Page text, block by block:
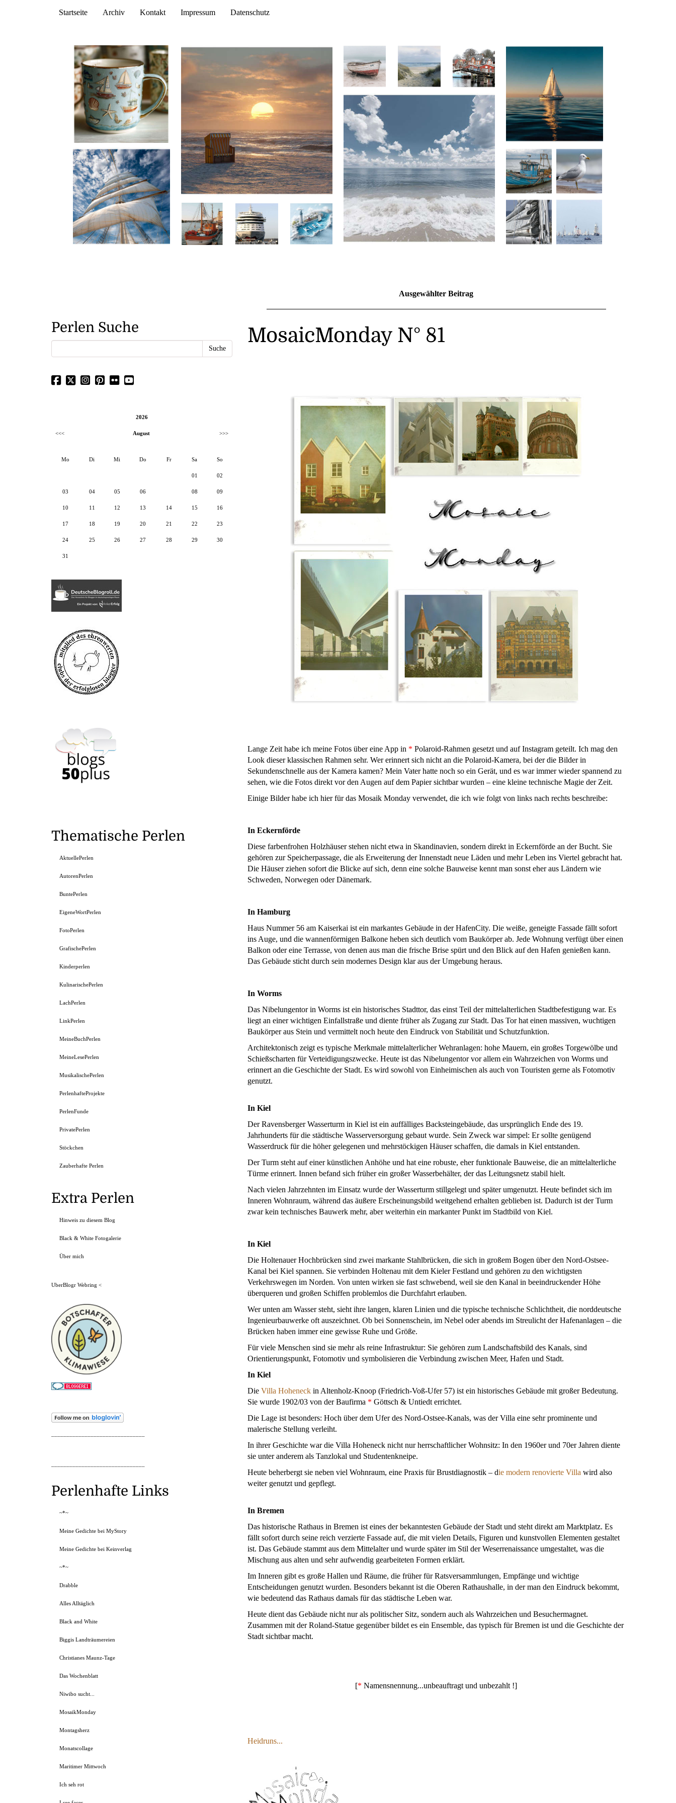
Startseite Archiv Kontakt Impressum Datenschutz
Ausgewählter Beitrag
MosaicMonday N° 81
Lange Zeit habe ich meine Fotos über eine App in * Polaroid-Rahmen gesetzt und auf Instagram geteilt. Ich mag den
Look dieser klassischen Rahmen sehr. Wer erinnert sich nicht an die Polaroid-Kamera, bei der die Bilder in
Sekundenschnelle aus der Kamera kamen? Mein Vater hatte noch so ein Gerät, und es war immer wieder spannend zu
sehen, wie die Fotos direkt vor den Augen auf dem Papier sichtbar wurden – eine kleine technische Magie der Zeit.
Einige Bilder habe ich hier für das Mosaik Monday verwendet, die ich wie folgt von links nach rechts beschreibe:
In Eckernförde
Diese farbenfrohen Holzhäuser stehen nicht etwa in Skandinavien, sondern direkt in Eckernförde an der Bucht. Sie
gehören zur Speicherpassage, die als Erweiterung der Innenstadt neue Läden und mehr Leben ins Viertel gebracht hat.
Die Häuser ziehen sofort die Blicke auf sich, denn eine solche Bauweise kennt man sonst eher aus Ländern wie
Schweden, Norwegen oder Dänemark.
In Hamburg
Haus Nummer 56 am Kaiserkai ist ein markantes Gebäude in der HafenCity. Die weiße, geneigte Fassade fällt sofort
ins Auge, und die wannenförmigen Balkone heben sich deutlich vom Baukörper ab. Jede Wohnung verfügt über einen
Balkon oder eine Terrasse, von denen aus man die frische Brise spürt und den Blick auf den Hafen genießen kann.
Das Gebäude sticht durch sein modernes Design klar aus der Umgebung heraus.
In Worms
Das Nibelungentor in Worms ist ein historisches Stadttor, das einst Teil der mittelalterlichen Stadtbefestigung war. Es
liegt an einer wichtigen Einfallstraße und diente früher als Zugang zur Stadt. Das Tor hat einen massiven, wuchtigen
Baukörper aus Stein und vermittelt noch heute den Eindruck von Stabilität und Schutzfunktion.
Architektonisch zeigt es typische Merkmale mittelalterlicher Wehranlagen: hohe Mauern, ein großes Torgewölbe und
Schießscharten für Verteidigungszwecke. Heute ist das Nibelungentor vor allem ein Wahrzeichen von Worms und
erinnert an die Geschichte der Stadt. Es wird sowohl von Einheimischen als auch von Touristen gerne als Fotomotiv
genutzt.
In Kiel
Der Ravensberger Wasserturm in Kiel ist ein auffälliges Backsteingebäude, das ursprünglich Ende des 19.
Jahrhunderts für die städtische Wasserversorgung gebaut wurde. Sein Zweck war simpel: Er sollte genügend
Wasserdruck für die höher gelegenen und mehrstöckigen Häuser schaffen, die damals in Kiel entstanden.
Der Turm steht auf einer künstlichen Anhöhe und hat eine robuste, eher funktionale Bauweise, die an mittelalterliche
Türme erinnert. Innen befand sich früher ein großer Wasserbehälter, der das Leitungsnetz stabil hielt.
Nach vielen Jahrzehnten im Einsatz wurde der Wasserturm stillgelegt und später umgenutzt. Heute befindet sich im
Inneren Wohnraum, während das äußere Erscheinungsbild weitgehend erhalten geblieben ist. Dadurch ist der Turm
zwar kein technisches Bauwerk mehr, aber weiterhin ein markanter Punkt im Stadtbild von Kiel.
In Kiel
Die Holtenauer Hochbrücken sind zwei markante Stahlbrücken, die sich in großem Bogen über den Nord-Ostsee-
Kanal bei Kiel spannen. Sie verbinden Holtenau mit dem Kieler Festland und gehören zu den wichtigsten
Verkehrswegen im Norden. Von unten wirken sie fast schwebend, weil sie den Kanal in beeindruckender Höhe
überqueren und großen Schiffen problemlos die Durchfahrt erlauben.
Wer unten am Wasser steht, sieht ihre langen, klaren Linien und die typische technische Schlichtheit, die norddeutsche
Ingenieurbauwerke oft auszeichnet. Ob bei Sonnenschein, im Nebel oder abends im Streulicht der Hafenanlagen – die
Brücken haben immer eine gewisse Ruhe und Größe.
Für viele Menschen sind sie mehr als reine Infrastruktur: Sie gehören zum Landschaftsbild des Kanals, sind
Orientierungspunkt, Fotomotiv und symbolisieren die Verbindung zwischen Meer, Hafen und Stadt.
In Kiel
Die Villa Hoheneck in Altenholz-Knoop (Friedrich-Voß-Ufer 57) ist ein historisches Gebäude mit großer Bedeutung.
Sie wurde 1902/03 von der Baufirma * Göttsch & Untiedt errichtet.
Die Lage ist besonders: Hoch über dem Ufer des Nord-Ostsee-Kanals, was der Villa eine sehr prominente und
malerische Stellung verleiht.
In ihrer Geschichte war die Villa Hoheneck nicht nur herrschaftlicher Wohnsitz: In den 1960er und 70er Jahren diente
sie unter anderem als Tanzlokal und Studentenkneipe.
Heute beherbergt sie neben viel Wohnraum, eine Praxis für Brustdiagnostik – die modern renovierte Villa wird also
weiter genutzt und gepflegt.
In Bremen
Das historische Rathaus in Bremen ist eines der bekanntesten Gebäude der Stadt und steht direkt am Marktplatz. Es
fällt sofort durch seine reich verzierte Fassade auf, die mit vielen Details, Figuren und kunstvollen Elementen gestaltet
ist. Das Gebäude stammt aus dem Mittelalter und wurde später im Stil der Weserrenaissance umgestaltet, was die
Mischung aus alten und sehr aufwendig gearbeiteten Formen erklärt.
Im Inneren gibt es große Hallen und Räume, die früher für Ratsversammlungen, Empfänge und wichtige
Entscheidungen genutzt wurden. Besonders bekannt ist die Oberen Rathaushalle, in der man den Eindruck bekommt,
wie bedeutend das Rathaus damals für das städtische Leben war.
Heute dient das Gebäude nicht nur als politischer Sitz, sondern auch als Wahrzeichen und Besuchermagnet.
Zusammen mit der Roland-Statue gegenüber bildet es ein Ensemble, das typisch für Bremen ist und die Geschichte der
Stadt sichtbar macht.
[* Namensnennung...unbeauftragt und unbezahlt !]
Heidruns...
Perlen Suche
2026
<<< August >>>
Mo Di Mi Do Fr Sa So
01 02
03 04 05 06 08 09
10 11 12 13 14 15 16
17 18 19 20 21 22 23
24 25 26 27 28 29 30
31
Thematische Perlen
AktuellePerlen
AutorenPerlen
BuntePerlen
EigeneWortPerlen
FotoPerlen
GrafischePerlen
Kinderperlen
KulinarischePerlen
LachPerlen
LinkPerlen
MeineBuchPerlen
MeineLesePerlen
MusikalischePerlen
PerlenhafteProjekte
PerlenFunde
PrivatePerlen
Stöckchen
Zauberhafte Perlen
Extra Perlen
Hinweis zu diesem Blog
Black & White Fotogalerie
Über mich
UberBlogr Webring <
Perlenhafte Links
~*~
Meine Gedichte bei MyStory
Meine Gedichte bei Keinverlag
~*~
Drabble
Alles Alltäglich
Black and White
Biggis Landträumereien
Christianes Maunz-Tage
Das Wochenblatt
Niwibo sucht...
MosaikMonday
Montagsherz
Monatscollage
Maritimer Mittwoch
Ich seh rot